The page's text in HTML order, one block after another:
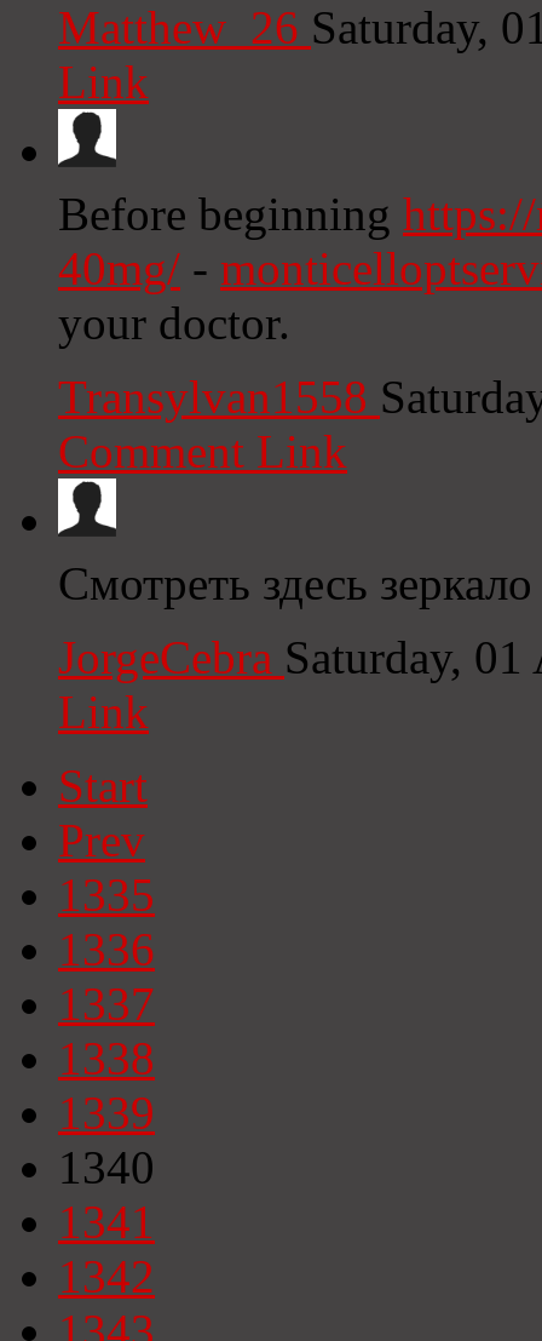
Matthew_26 Saturday,
Link
Before beginning
40mg/ -
your doctor.
Transylvan1558
Comment Link
Смотреть здесь
JorgeCebra Saturday,
Link
Start
Prev
1335
1336
1337
1338
1339
1340
1341
1342